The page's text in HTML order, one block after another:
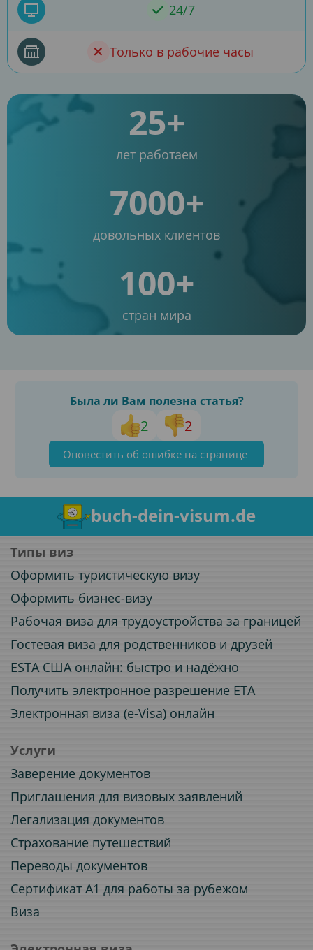
24/7
Только в рабочие часы
25+
лет работаем
7000+
довольных клиентов
100+
стран мира
Была ли Вам полезна статья?
2 2
Оповестить об ошибке на странице
buch-dein-visum.de
Типы виз
Оформить туристическую визу
Оформить бизнес-визу
Рабочая виза для трудоустройства за границей
Гостевая виза для родственников и друзей
ESTA США онлайн: быстро и надёжно
Получить электронное разрешение ETA
Электронная виза (e-Visa) онлайн
Услуги
Заверение документов
Приглашения для визовых заявлений
Легализация документов
Страхование путешествий
Переводы документов
Сертификат A1 для работы за рубежом
Виза